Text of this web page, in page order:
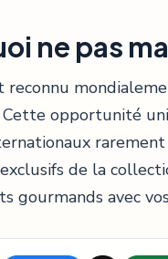
ne pas
reconnu
Cette opportunité
exclusifs de la
gourmands avec